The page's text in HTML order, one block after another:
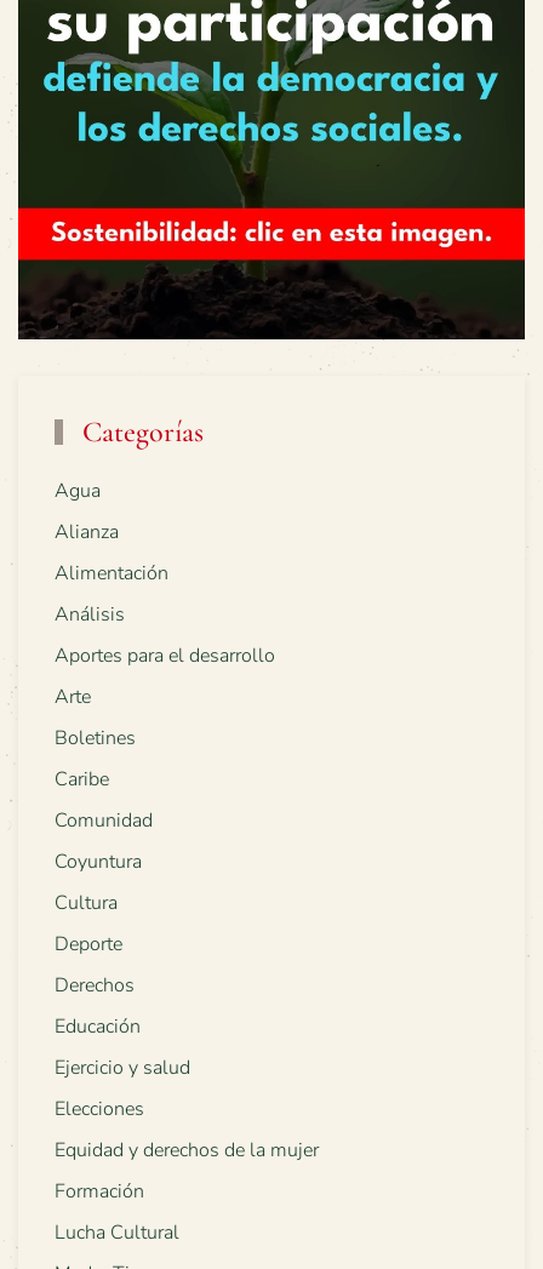
Categorías
Agua
Alianza
Alimentación
Análisis
Aportes para el desarrollo
Arte
Boletines
Caribe
Comunidad
Coyuntura
Cultura
Deporte
Derechos
Educación
Ejercicio y salud
Elecciones
Equidad y derechos de la mujer
Formación
Lucha Cultural